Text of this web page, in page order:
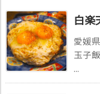
白楽
愛媛
玉子
...